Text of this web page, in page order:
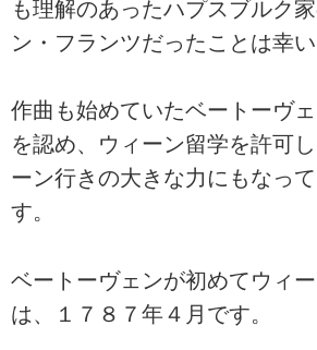
も理解のあったハプスブルク
ン・フランツだったことは幸い
作曲も始めていたベートーヴ
を認め、ウィーン留学を許可
ーン行きの大きな力にもなっ
す。
ベートーヴェンが初めてウィ
は、１７８７年４月です。